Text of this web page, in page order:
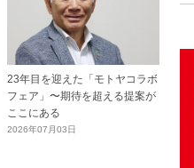
23年目を迎えた「モトヤコラボ
フェア」〜期待を超える提案が
ここにある
2026年07月03日